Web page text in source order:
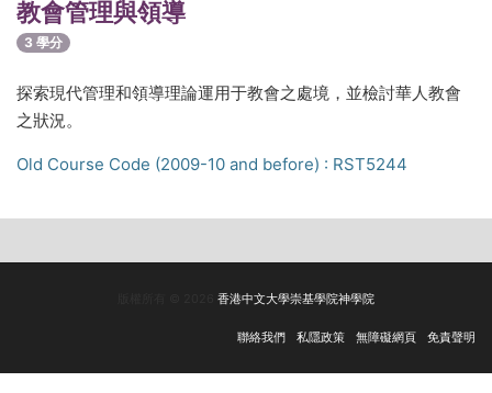
教會管理與領導
3 學分
探索現代管理和領導理論運用于教會之處境，並檢討華人教會
之狀況。
Old Course Code (2009-10 and before) : RST5244
香港中文大學崇基學院神學院
免責聲明
無障礙網頁
私隱政策
聯絡我們